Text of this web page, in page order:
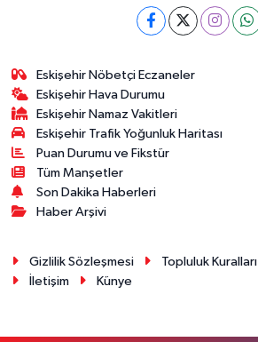
Eskişehir Nöbetçi Eczaneler
Eskişehir Hava Durumu
Eskişehir Namaz Vakitleri
Eskişehir Trafik Yoğunluk Haritası
Puan Durumu ve Fikstür
Tüm Manşetler
Son Dakika Haberleri
Haber Arşivi
Gizlilik Sözleşmesi Topluluk Kuralları
İletişim
Künye